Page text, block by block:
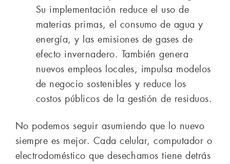
Su implementación reduce el uso de
materias primas, el consumo de agua y
energía, y las emisiones de gases de
efecto invernadero. También genera
nuevos empleos locales, impulsa modelos
de negocio sostenibles y reduce los
costos públicos de la gestión de residuos.
No podemos seguir asumiendo que lo nuevo
siempre es mejor. Cada celular, computador o
electrodoméstico que desechamos tiene detrás